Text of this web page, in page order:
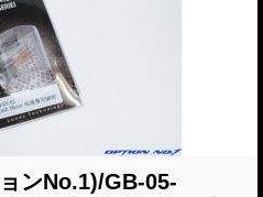
ンNo.1)/GB-05-